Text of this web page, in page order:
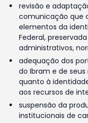
revisão e
comunicação que
elementos da
Federal,
administrativos,
adequação dos
do Ibram e de seus
quanto à
aos recursos de
suspensão da
institucionais de